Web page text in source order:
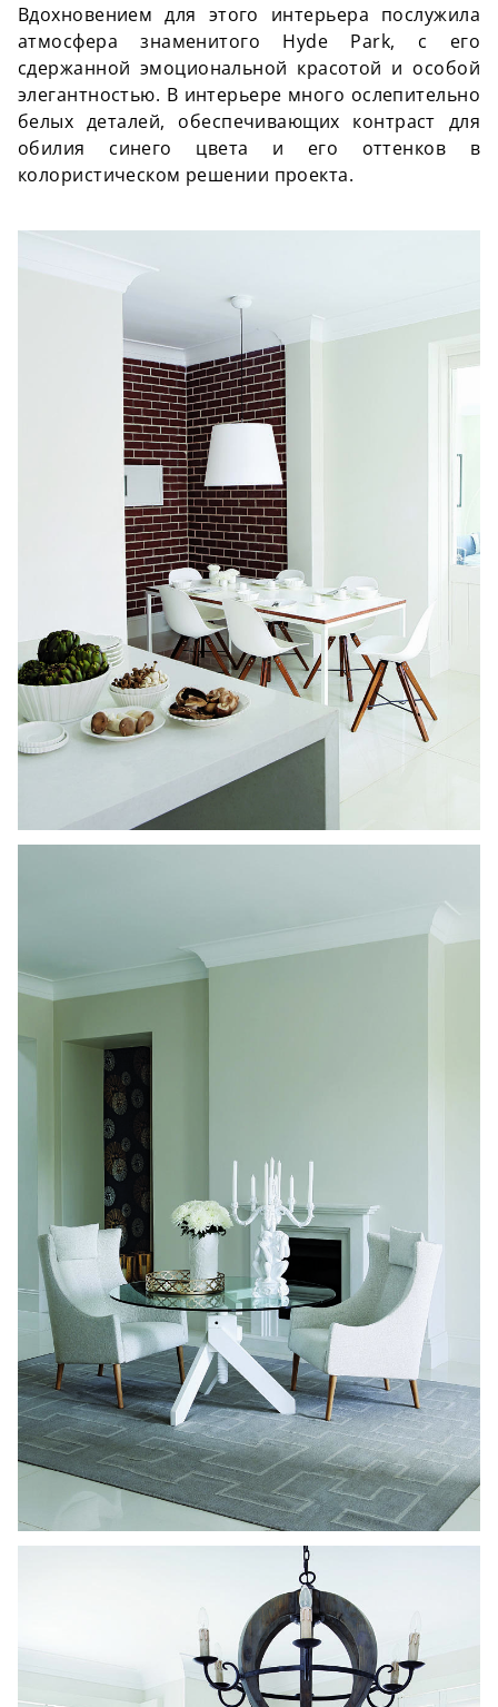
Вдохновением для этого интерьера послужила
атмосфера знаменитого Hyde Park, с его
сдержанной эмоциональной красотой и особой
элегантностью. В интерьере много ослепительно
белых деталей, обеспечивающих контраст для
обилия синего цвета и его оттенков в
колористическом решении проекта.